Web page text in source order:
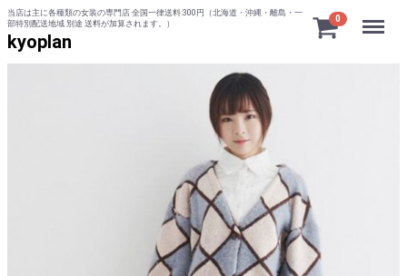
当店は主に各種類の女装の専門店 全国一律送料:300円（北海道・沖縄・離島・一
部特別配送地域 別途 送料が加算されます。）
kyoplan
0 Menu